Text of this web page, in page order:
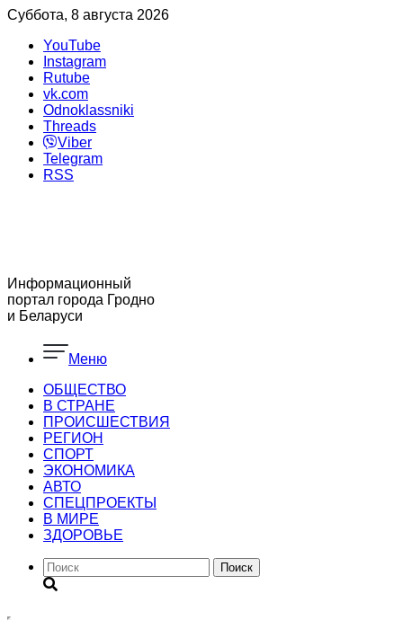
Суббота, 8 августа 2026
YouTube
Instagram
Rutube
vk.com
Odnoklassniki
Threads
Viber
Telegram
RSS
Информационный
портал города Гродно
и Беларуси
Меню
ОБЩЕСТВО
В СТРАНЕ
ПРОИСШЕСТВИЯ
РЕГИОН
CПОРТ
ЭКОНОМИКА
АВТО
СПЕЦПРОЕКТЫ
В МИРЕ
ЗДОРОВЬЕ
Поиск